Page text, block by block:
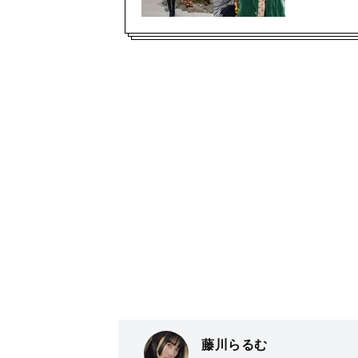
藤川らるむ